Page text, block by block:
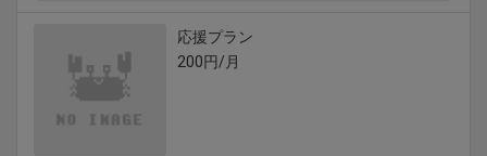
応援プラン
200円/月